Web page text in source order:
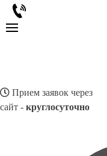
Прием заявок через
сайт - круглосуточно